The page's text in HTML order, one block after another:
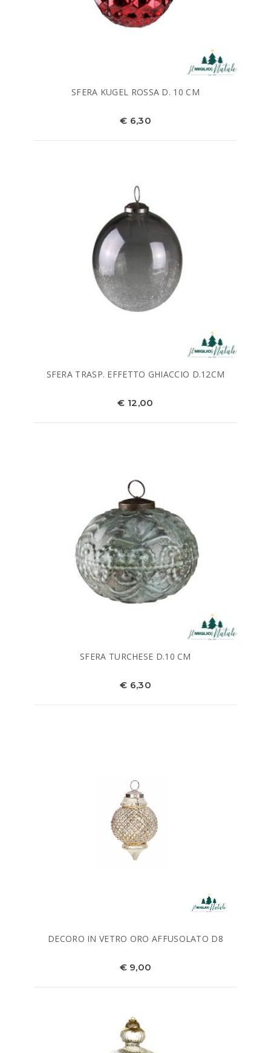
SFERA KUGEL ROSSA D. 10 CM
€ 6,30
SFERA TRASP. EFFETTO GHIACCIO D.12CM
€ 12,00
SFERA TURCHESE D.10 CM
€ 6,30
DECORO IN VETRO ORO AFFUSOLATO D8
€ 9,00